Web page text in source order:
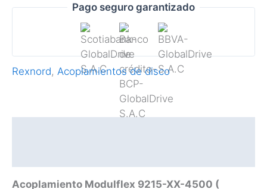
Pago seguro garantizado
Rexnord, Acoplamientos de disco
Acoplamiento Modulflex 9215-XX-4500 (